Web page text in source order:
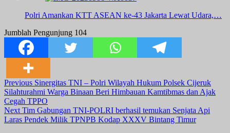
Polri Amankan KTT ASEAN ke-43 Jakarta Lewat Udara,…
Jumblah Pengunjung 104
Post
Navigation
Previous Sinergitas TNI – Polri Wilayah Hukum Polsek Cijeruk
Silahturahmi Warga Binaan Beri Himbauan Kamtibmas dan Ajak
Cegah TPPO
Next Tim Gabungan TNI-POLRI berhasil temukan Senjata Api
Laras Pendek Milik TPNPB Kodap XXXV Bintang Timur